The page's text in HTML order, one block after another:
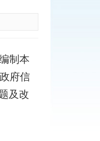
制本
府信
及改